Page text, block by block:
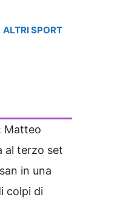
ALTRI SPORT
Matteo
al terzo set
in una
colpi di